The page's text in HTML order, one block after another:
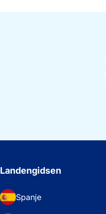
Landengidsen
Spanje